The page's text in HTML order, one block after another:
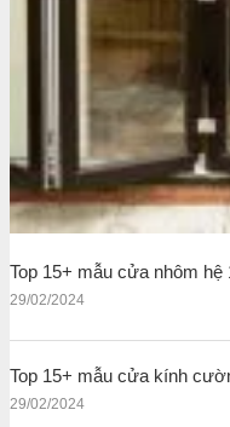
Top 15+ mẫu cửa nhôm hệ
29/02/2024
Top 15+ mẫu cửa kính
29/02/2024